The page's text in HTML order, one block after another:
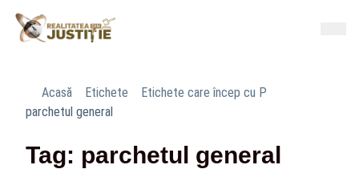
Acasă Etichete
Etichete care încep cu P
parchetul general
Tag: parchetul general